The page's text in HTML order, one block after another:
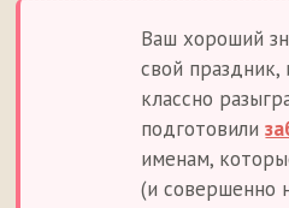
Ваш хороший
свой
классно
подготовили
именам,
(и совершенно